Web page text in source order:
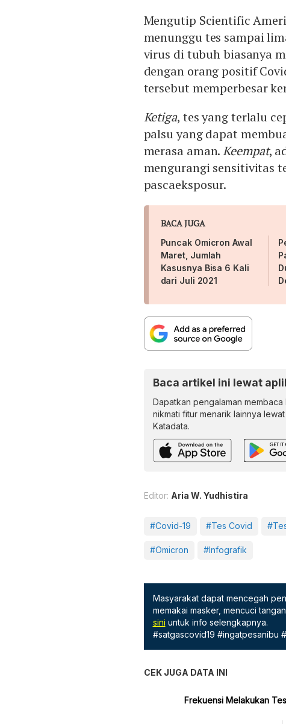
Mengutip Scientific
menunggu tes sampai
virus di tubuh biasanya
dengan orang positif
tersebut memperbesar
Ketiga, tes yang terlalu
palsu yang dapat
merasa aman.Keempat,
mengurangi sensitivitas
pascaeksposur.
BACA JUGA
Puncak Omicron Awal
Maret, Jumlah
Kasusnya Bisa 6 Kali
dari Juli 2021
Baca artikel ini lewat
Dapatkan pengalaman membaca
nikmati fitur menarik lainnya
Katadata.
Editor: Aria W. Yudhistira
#Covid-19 #Tes Covid
#Omicron #Infografik
Masyarakat dapat mencegah
memakai masker, mencuci
sini untuk info selengkapnya.
#satgascovid19 #ingatpesanibu
CEK JUGA DATA INI